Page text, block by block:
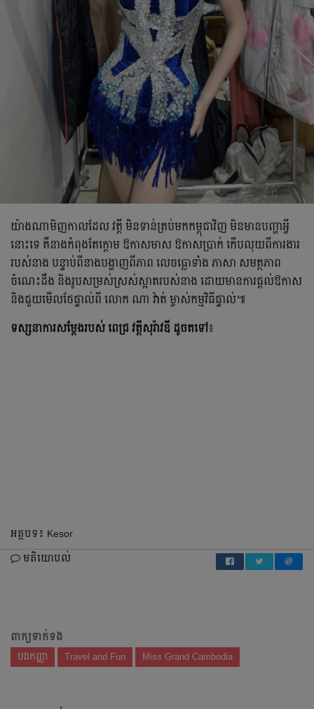
យ៉ាងណាមិញកាលដែល វត្តី មិនទាន់ត្រប់មកកម្ពុជាវិញ មិនមានបញ្ហាអ្វី
នោះទេ គឺនាងកំពុងតែក្ដោម ឱកាសមាស ឱកាសប្រាក់ កើបលុយពីការងារ
របស់នាង បន្ទាប់ពីនាងបង្ហាញពីភាព លេចធ្លោទាំង ភាសា សមត្ថភាព
ចំណេះដឹង និងរូបសម្រស់ស្រស់ស្អាតរបស់នាង ដោយមានការផ្ដល់ឱកាស
និងជួយមើលថែផ្ទាល់ពី លោក ណា វ៉ាត់ ម្ចាស់កម្មវិធីផ្ទាល់៕
ទស្សនាការសម្ដែងរបស់ ពេជ្រ វត្តីសុរ៉ាវឌី ដូចតទៅ៖
អត្ថបទ៖ Kesor
មតិយោបល់
ពាក្យទាក់ទង
បវរកញ្ញា Travel and Fun Miss Grand Cambodia